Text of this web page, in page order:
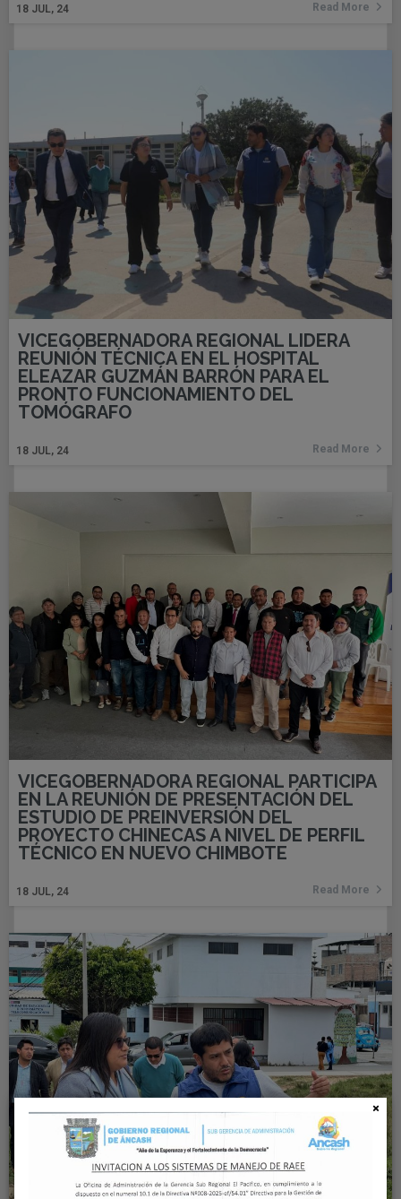
18 JUL, 24 Read More
VICEGOBERNADORA REGIONAL LIDERA
REUNIÓN TÉCNICA EN EL HOSPITAL
ELEAZAR GUZMÁN BARRÓN PARA EL
PRONTO FUNCIONAMIENTO DEL
TOMÓGRAFO
18 JUL, 24 Read More
VICEGOBERNADORA REGIONAL PARTICIPA
EN LA REUNIÓN DE PRESENTACIÓN DEL
ESTUDIO DE PREINVERSIÓN DEL
PROYECTO CHINECAS A NIVEL DE PERFIL
TÉCNICO EN NUEVO CHIMBOTE
18 JUL, 24 Read More